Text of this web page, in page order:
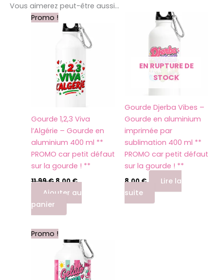
Vous aimerez peut-être aussi…
Promo !
Gourde 1,2,3 Viva
l’Algérie – Gourde en
aluminium 400 ml **
PROMO car petit défaut
sur la gourde ! **
11,99€
Le
prix
initial
était :
8,00€
prix
actuel
est :
8,00 €.
Ajouter au
panier
EN RUPTURE DE
STOCK
Gourde Djerba Vibes –
Gourde en aluminium
imprimée par
sublimation 400 ml **
PROMO car petit défaut
sur la gourde ! **
8,00€
Lire la
suite
Promo !
Le
prix
11,99 €.
prix
actuel
est :
8,00 €.